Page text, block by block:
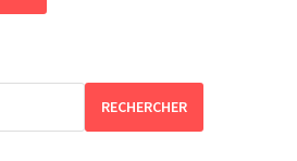
RECHERCHER